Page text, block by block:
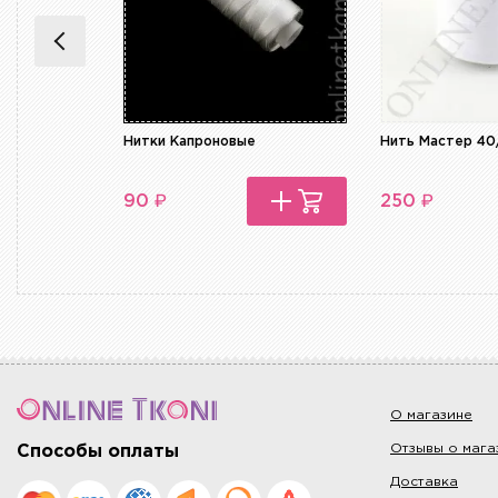
Нитки Капроновые
90 ₽
Нить Мастер
250 ₽
Способы оплаты
О магазине
Отзывы о
Доставка